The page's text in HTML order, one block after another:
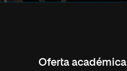
Oferta académica